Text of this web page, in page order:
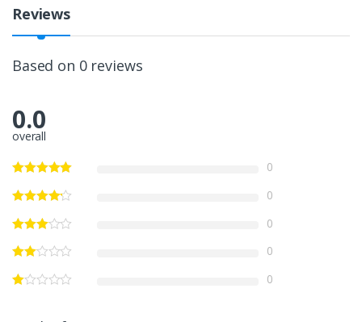
Reviews
Based on 0 reviews
0.0
overall
0
0
0
0
0